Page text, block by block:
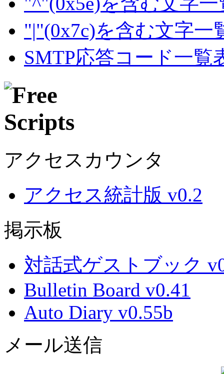
"|"(0x7c)を含む文字一
SMTP応答コード一覧
アクセスカウンタ
アクセス統計版 v0.2
掲示板
対話式ゲストブック
Bulletin Board v0.41
Auto Diary v0.55b
メール送信